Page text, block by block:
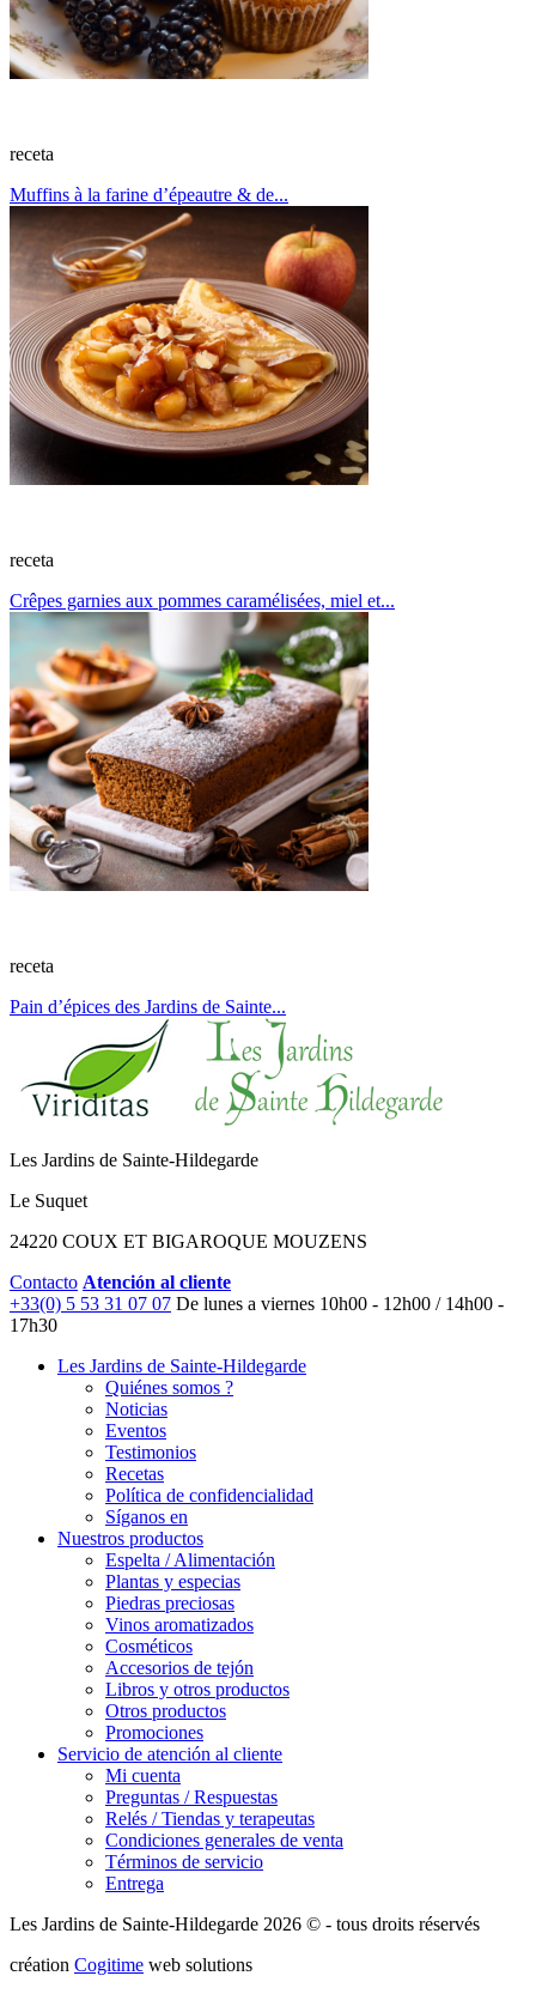
receta
Muffins à la farine d’épeautre & de...
receta
Crêpes garnies aux pommes caramélisées, miel et...
receta
Pain d’épices des Jardins de Sainte...
Les Jardins de Sainte-Hildegarde
Le Suquet
24220 COUX ET BIGAROQUE MOUZENS
Contacto Atención al cliente
+33(0) 5 53 31 07 07 De lunes a viernes 10h00 - 12h00 / 14h00 -
17h30
Les Jardins de Sainte-Hildegarde
Quiénes somos ?
Noticias
Eventos
Testimonios
Recetas
Política de confidencialidad
Síganos en
Nuestros productos
Espelta / Alimentación
Plantas y especias
Piedras preciosas
Vinos aromatizados
Cosméticos
Accesorios de tejón
Libros y otros productos
Otros productos
Promociones
Servicio de atención al cliente
Mi cuenta
Preguntas / Respuestas
Relés / Tiendas y terapeutas
Condiciones generales de venta
Términos de servicio
Entrega
Les Jardins de Sainte-Hildegarde 2026 © - tous droits réservés
création Cogitime web solutions